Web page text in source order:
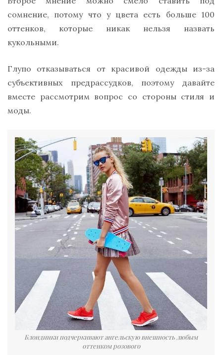
сомнение, потому что у цвета есть больше 100
оттенков, которые никак нельзя назвать
кукольными.
Глупо отказываться от красивой одежды из-за
субъективных предрассудков, поэтому давайте
вместе рассмотрим вопрос со стороны стиля и
моды.
Блондинки подчеркивают ангельскую внешность любым
оттенком розового